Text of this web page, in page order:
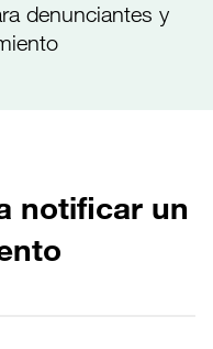
denunciantes y
notificar un